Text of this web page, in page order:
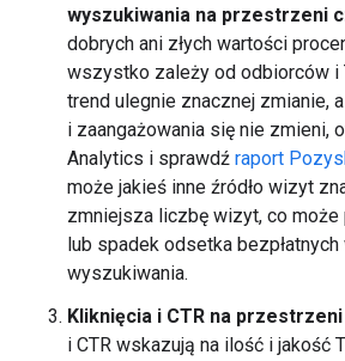
wyszukiwania na przestrzeni
dobrych ani złych wartości
wszystko zależy od odbiorców i
trend ulegnie znacznej zmianie,
i zaangażowania się nie zmieni,
Analytics i sprawdź raport
może jakieś inne źródło wizyt
zmniejsza liczbę wizyt, co
lub spadek odsetka
wyszukiwania.
Kliknięcia i CTR na
i CTR wskazują na ilość i jakość